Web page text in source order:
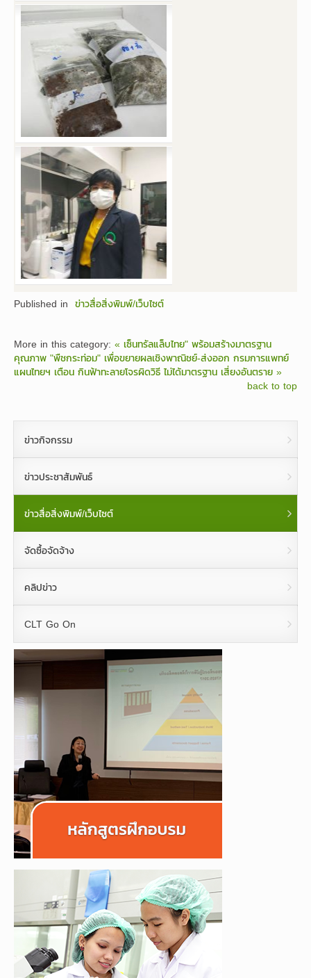
Published in ข่าวสื่อสิ่งพิมพ์/เว็บไซต์
More in this category: « เซ็นทรัลแล็บไทย" พร้อมสร้างมาตรฐาน
คุณภาพ "พืชกระท่อม" เพื่อขยายผลเชิงพาณิชย์-ส่งออก กรมการแพทย์
แผนไทยฯ เตือน กินฟ้าทะลายโจรผิดวิธี ไม่ได้มาตรฐาน เสี่ยงอันตราย »
back to top
ข่าวกิจกรรม
ข่าวประชาสัมพันธ์
ข่าวสื่อสิ่งพิมพ์/เว็บไซต์
จัดซื้อจัดจ้าง
คลิปข่าว
CLT Go On